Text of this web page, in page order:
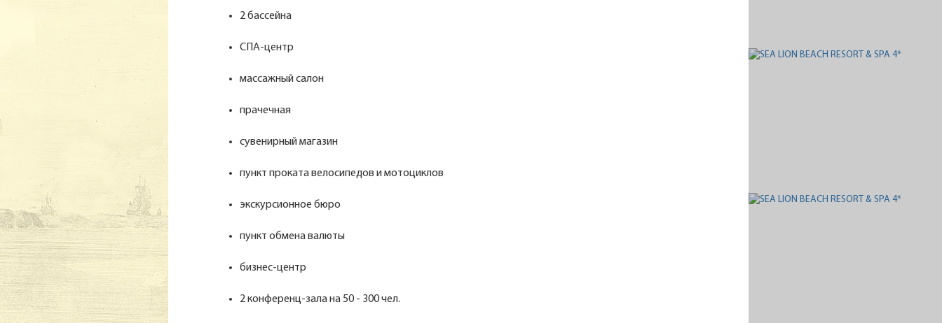
2 бассейна
СПА-центр
массажный салон
прачечная
сувенирный магазин
пункт проката велосипедов и мотоциклов
экскурсионное бюро
пункт обмена валюты
бизнес-центр
2 конференц-зала на 50 - 300 чел.